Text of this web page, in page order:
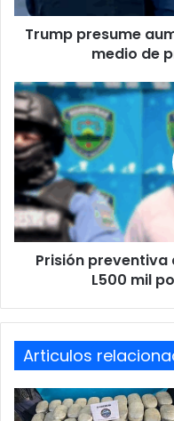
Paola Hall para que sea
extraordinaria.
medio
de
abusos
Trump presume
medio de
Prisión
preventiva
secuestrador
que
pedía
L500
mil
por
liberarPrisión
L500 mil
Articulos